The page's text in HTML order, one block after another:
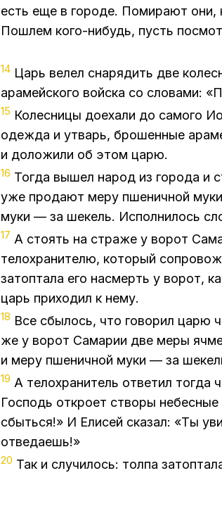
есть еще в городе. Помирают они,
Пошлем кого-нибудь, пусть
14 Царь велел снарядить две
арамейского войска со словами:
15 Колесницы доехали до самого
одежда и утварь, брошенные
и доложили об этом царю.
16 Тогда вышел народ из города и
уже продают меру пшеничной
муки — за шекель. Исполнилось
17 А стоять на страже у ворот
телохранителю, который
затоптала его насмерть у ворот,
царь приходил к нему.
18 Все сбылось, что говорил царю
же у ворот Самарии две меры
и меру пшеничной муки — за
19 А телохранитель ответил
Господь откроет створы
сбыться!» И Елисей сказал: «Ты
отведаешь!»
20 Так и случилось: толпа